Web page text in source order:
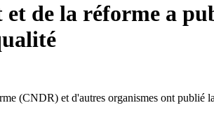
de la réforme a
(CNDR) et d'autres organismes ont publié